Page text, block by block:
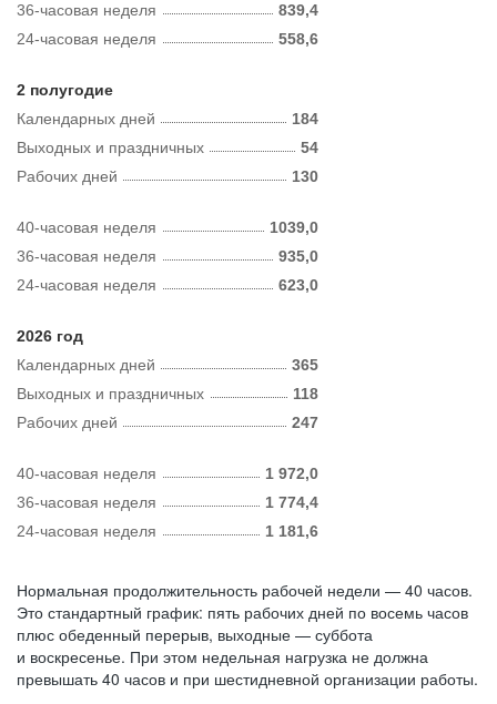
36-часовая неделя
839,4
24-часовая неделя
558,6
2 полугодие
Календарных дней
184
Рабочих дней 130
Выходных и праздничных 54
40-часовая неделя
1039,0
36-часовая неделя
935,0
24-часовая неделя
623,0
2026 год
Календарных дней
365
Рабочих дней 247
Выходных и праздничных 118
40-часовая неделя
1 972,0
36-часовая неделя
1 774,4
24-часовая неделя
1 181,6
Нормальная продолжительность рабочей недели — 40 часов.
Это стандартный график: пять рабочих дней по восемь часов
плюс обеденный перерыв, выходные — суббота
и воскресенье. При этом недельная нагрузка не должна
превышать 40 часов и при шестидневной организации работы.